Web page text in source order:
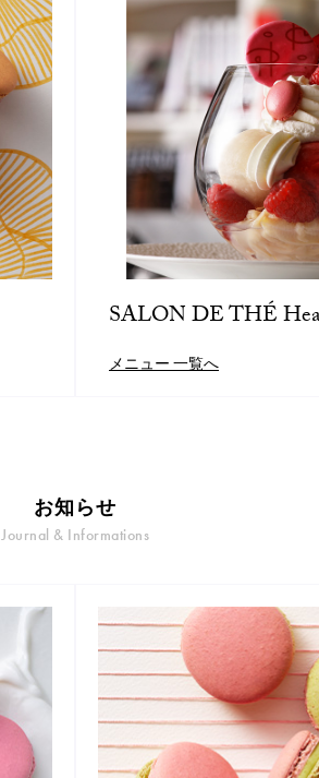
SALON DE THÉ
メニュー 一覧へ
お知らせ
Journal & Informations